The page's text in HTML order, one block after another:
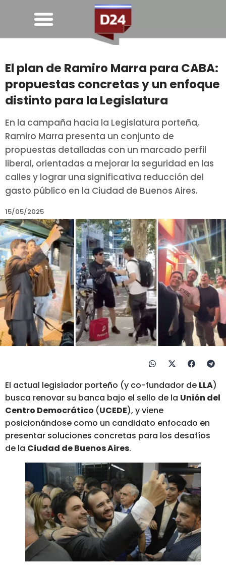
El plan de Ramiro Marra para CABA:
propuestas concretas y un enfoque
distinto para la Legislatura
En la campaña hacia la Legislatura porteña,
Ramiro Marra presenta un conjunto de
propuestas detalladas con un marcado perfil
liberal, orientadas a mejorar la seguridad en las
calles y lograr una significativa reducción del
gasto público en la Ciudad de Buenos Aires.
15/05/2025
El actual legislador porteño (y co-fundador de LLA)
busca renovar su banca bajo el sello de la Unión del
Centro Democrático (UCEDE), y viene
posicionándose como un candidato enfocado en
presentar soluciones concretas para los desafíos
de la Ciudad de Buenos Aires.